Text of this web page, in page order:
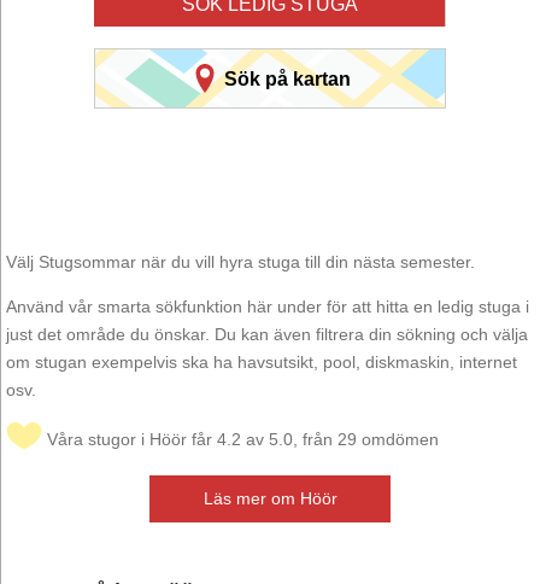
SÖK LEDIG STUGA
Sök på kartan
Välj Stugsommar när du vill hyra stuga till din nästa semester.
Använd vår smarta sökfunktion här under för att hitta en ledig stuga i
just det område du önskar. Du kan även filtrera din sökning och välja
om stugan exempelvis ska ha havsutsikt, pool, diskmaskin, internet
osv.
Läs mer om Höör
Våra stugor i Höör får 4.2 av 5.0, från 29 omdömen